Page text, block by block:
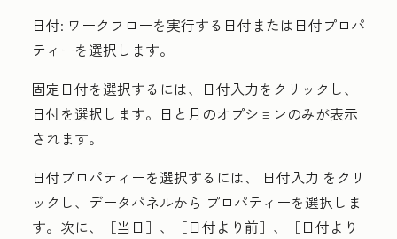
日付: ワークフローを実行する日付または日付プロパ
ティーを選択します。
固定日付を選択するには、
日付入力をクリックし、
日付を選択します。日と月のオプションのみが表示
されます。
日付プロパティーを選択するには、
日付入力 をクリ
ックし、データパネルから プロパティーを選択しま
す。次に、［当日 ］、［日付より前］、［日付より